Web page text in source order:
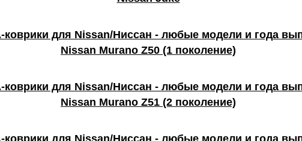
Nissan Murano Z50 (1 поколение)
Nissan Murano Z51 (2 поколение)